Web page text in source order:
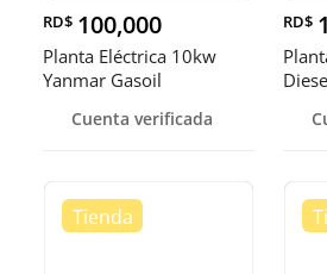
RD$ 100,000
Planta Eléctrica 10kw
Yanmar Gasoil
Cuenta verificada
RD$